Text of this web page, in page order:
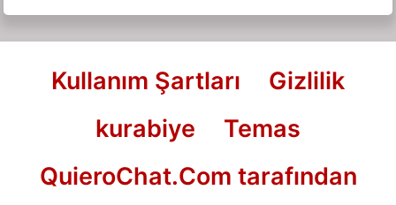
Kullanım Şartları
Gizlilik
kurabiye
Temas
QuieroChat.Com tarafından